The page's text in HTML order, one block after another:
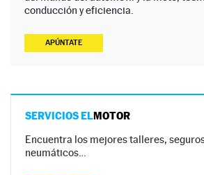
conducción y eficiencia.
APÚNTATE
SERVICIOS ELMOTOR
Encuentra los mejores talleres,
neumáticos…